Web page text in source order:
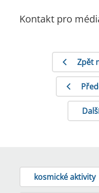
Kontakt pro
Zpět
kosmické aktivity